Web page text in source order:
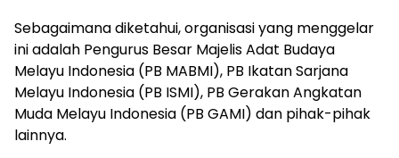
Sebagaimana diketahui, organisasi yang menggelar
ini adalah Pengurus Besar Majelis Adat Budaya
Melayu Indonesia (PB MABMI), PB Ikatan Sarjana
Melayu Indonesia (PB ISMI), PB Gerakan Angkatan
Muda Melayu Indonesia (PB GAMI) dan pihak-pihak
lainnya.